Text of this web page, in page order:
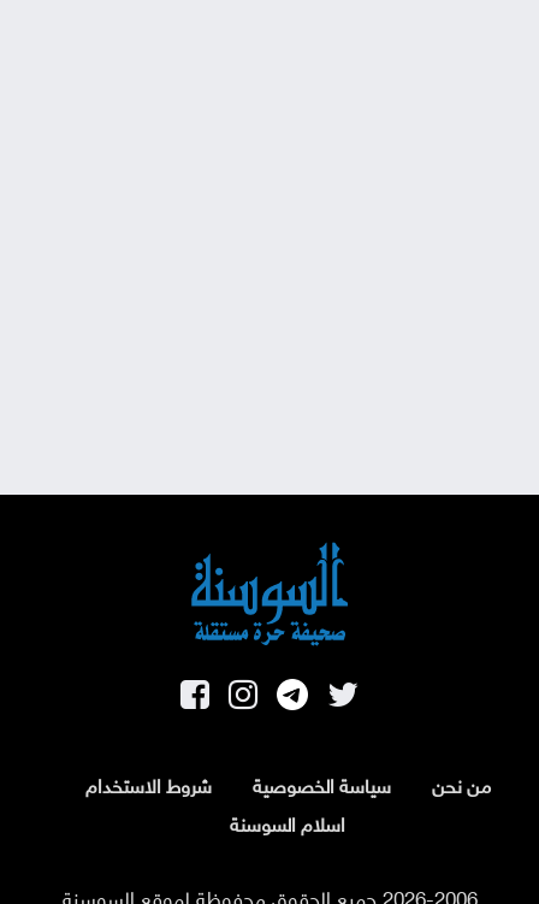
من نحن سياسة الخصوصية
شروط الاستخدام
اسلام السوسنة
2026-2006 جميع الحقوق محفوظة لموقع السوسنة